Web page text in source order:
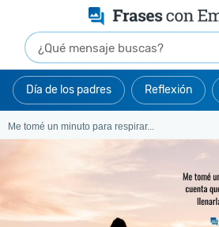
Día de los padres Reflexión
Me tomé un minuto para respirar...